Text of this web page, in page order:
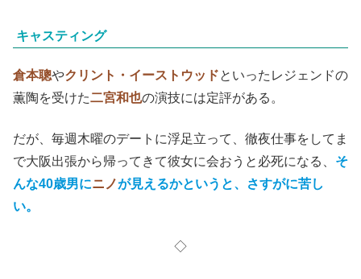
キャスティング
倉本聰やクリント・イーストウッドといったレジェンドの
薫陶を受けた二宮和也の演技には定評がある。
だが、毎週木曜のデートに浮足立って、徹夜仕事をしてま
で大阪出張から帰ってきて彼女に会おうと必死になる、 そ
んな40歳男にニノが見えるかというと、さすがに苦し
い。
◇